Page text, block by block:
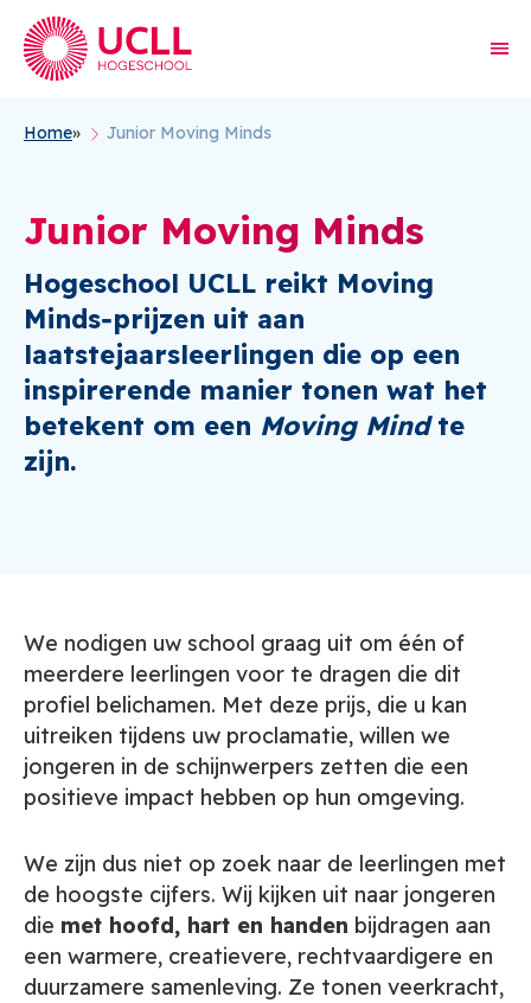
Kruimelpad
Home Junior Moving Minds
Junior Moving Minds
Hogeschool UCLL reikt Moving
Minds‑prijzen uit aan
laatstejaarsleerlingen die op een
inspirerende manier tonen wat het
betekent om een Moving Mindte
zijn.
We nodigen uw school graag uit om één of
meerdere leerlingen voor te dragen die dit
profiel belichamen. Met deze prijs, die u kan
uitreiken tijdens uw proclamatie, willen we
jongeren in de schijnwerpers zetten die een
positieve impact hebben op hun omgeving.
We zijn dus niet op zoek naar de leerlingen met
de hoogste cijfers. Wij kijken uit naar jongeren
die met hoofd, hart en handen bijdragen aan
een warmere, creatievere, rechtvaardigere en
duurzamere samenleving. Ze tonen veerkracht,